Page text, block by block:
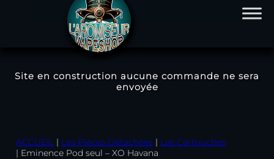
Site en construction aucune commande ne sera
envoyée
ACCUEIL | Les Pièces Détachées | Les Cartouches
| Eminence Pod seul – XO Havana